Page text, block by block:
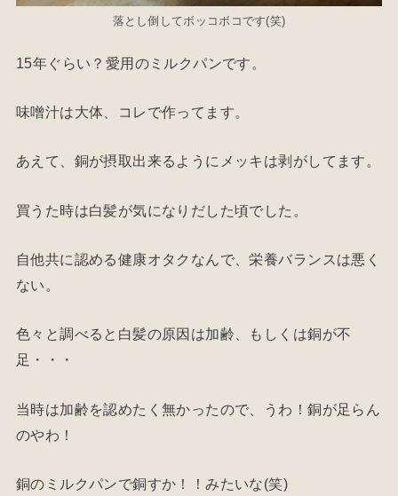
落とし倒してボッコボコです(笑)
15年ぐらい？愛用のミルクパンです。
味噌汁は大体、コレで作ってます。
あえて、銅が摂取出来るようにメッキは剥がしてます。
買うた時は白髪が気になりだした頃でした。
自他共に認める健康オタクなんで、栄養バランスは悪く
ない。
色々と調べると白髪の原因は加齢、もしくは銅が不
足・・・
当時は加齢を認めたく無かったので、うわ！銅が足らん
のやわ！
銅のミルクパンで銅すか！！みたいな(笑)